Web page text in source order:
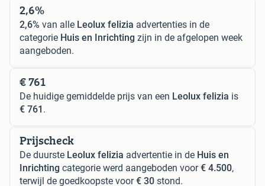
2,6%
2,6% van alle Leolux felizia advertenties in de
categorie Huis en Inrichting zijn in de afgelopen week
aangeboden.
€ 761
De huidige gemiddelde prijs van een Leolux felizia is
€ 761 .
Prijscheck
De duurste Leolux felizia advertentie in de Huis en
Inrichting categorie werd aangeboden voor€ 4.500,
terwijl de goedkoopste voor€ 30 stond.